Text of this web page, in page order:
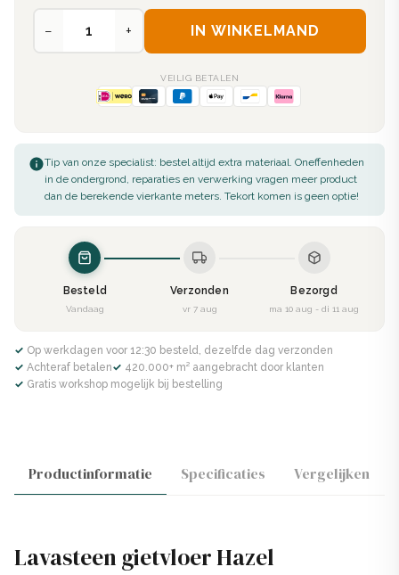
Productinformatie Specificaties Vergelijken
Lavasteen gietvloer Hazel
− + IN WINKELMAND
VEILIG BETALEN
Tip van onze specialist: bestel altijd extra materiaal. Oneffenheden
in de ondergrond, reparaties en verwerking vragen meer product
dan de berekende vierkante meters. Tekort komen is geen optie!
Besteld
Vandaag
Verzonden
vr 7 aug
Bezorgd
ma 10 aug - di 11 aug
✓ Op werkdagen voor 12:30 besteld, dezelfde dag verzonden
✓ Achteraf betalen
✓ 420.000+ m² aangebracht door klanten
✓ Gratis workshop mogelijk bij bestelling